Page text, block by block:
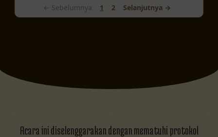
← Sebelumnya 1 2 Selanjutnya →
Acara ini diselenggarakan dengan mematuhi protokol